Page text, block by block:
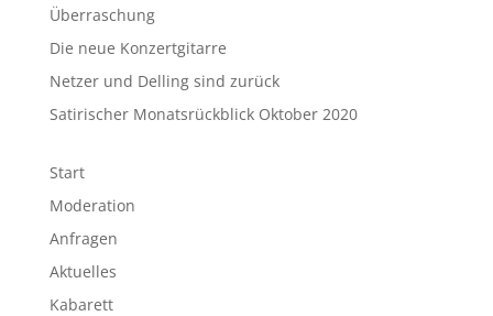
Überraschung
Die neue Konzertgitarre
Netzer und Delling sind zurück
Satirischer Monatsrückblick Oktober 2020
Start
Moderation
Anfragen
Aktuelles
Kabarett